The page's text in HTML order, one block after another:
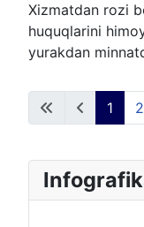
Xizmatdan rozi
huquqlarini
yurakdan
1 2